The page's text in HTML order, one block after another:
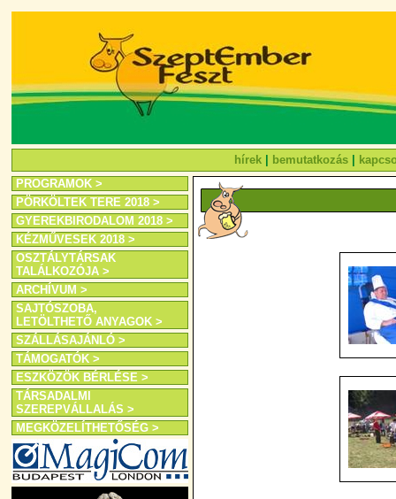
hírek bemutatkozás
PROGRAMOK >
PÖRKÖLTEK TERE 2018 >
GYEREKBIRODALOM 2018 >
KÉZMŰVESEK 2018 >
OSZTÁLYTÁRSAK
TALÁLKOZÓJA >
ARCHÍVUM >
SAJTÓSZOBA,
LETÖLTHETŐ ANYAGOK >
SZÁLLÁSAJÁNLÓ >
TÁMOGATÓK >
ESZKÖZÖK BÉRLÉSE >
TÁRSADALMI
SZEREPVÁLLALÁS >
MEGKÖZELÍTHETŐSÉG >